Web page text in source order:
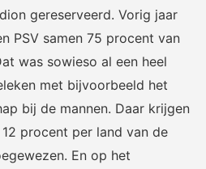
KNVB Ticketshop
Het officiële verkoopkanaal
voor de KNVB. Koop hier je
gereserveerd. Vorig jaar
PSV samen 75 procent van
was sowieso al een heel
met bijvoorbeeld het
bij de mannen. Daar krijgen
procent per land van de
En op het